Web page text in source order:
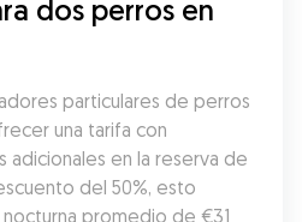
dos perros en
particulares de perros
una tarifa con
adicionales en la reserva de
del 50%, esto
promedio de €31